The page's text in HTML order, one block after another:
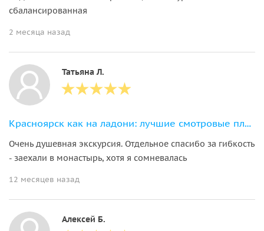
сбалансированная
2 месяца назад
Татьяна Л.
Красноярск как на ладони: лучшие смотровые площадки города
Очень душевная экскурсия. Отдельное спасибо за гибкость
- заехали в монастырь, хотя я сомневалась
12 месяцев назад
Алексей Б.